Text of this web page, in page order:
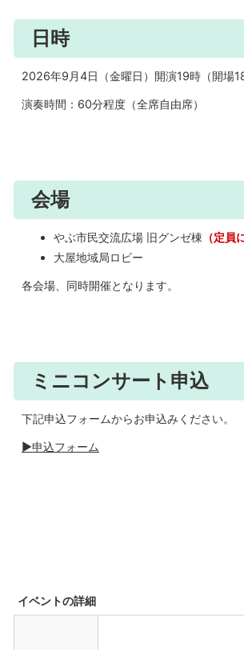
日時
2026年9月4日（金曜日）開演19時（開場
演奏時間：60分程度（全席自由席）
会場
やぶ市民交流広場 旧グンゼ棟 （定員
大屋地域局ロビー
各会場、同時開催となります。
ミニコンサート申込
下記申込フォームからお申込みください。
▶申込フォーム
イベントの詳細